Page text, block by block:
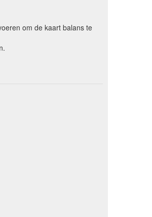
om de kaart balans te